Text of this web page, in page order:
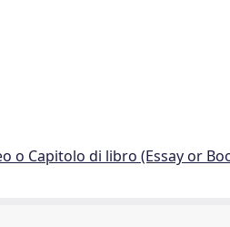
o Capitolo di libro (Essay or